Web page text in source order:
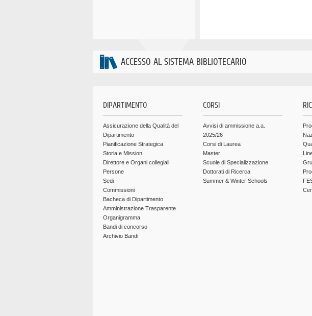
ACCESSO AL SISTEMA BIBLIOTECARIO
DIPARTIMENTO
Assicurazione della Qualità del
Dipartimento
Pianificazione Strategica
Storia e Mission
Direttore e Organi collegiali
Persone
Sedi
Commissioni
Bacheca di Dipartimento
Amministrazione Trasparente
Organigramma
Bandi di concorso
Archivio Bandi
CORSI
Avvisi di ammissione a.a.
2025/26
Corsi di Laurea
Master
Scuole di Specializzazione
Dottorati di Ricerca
Summer & Winter Schools